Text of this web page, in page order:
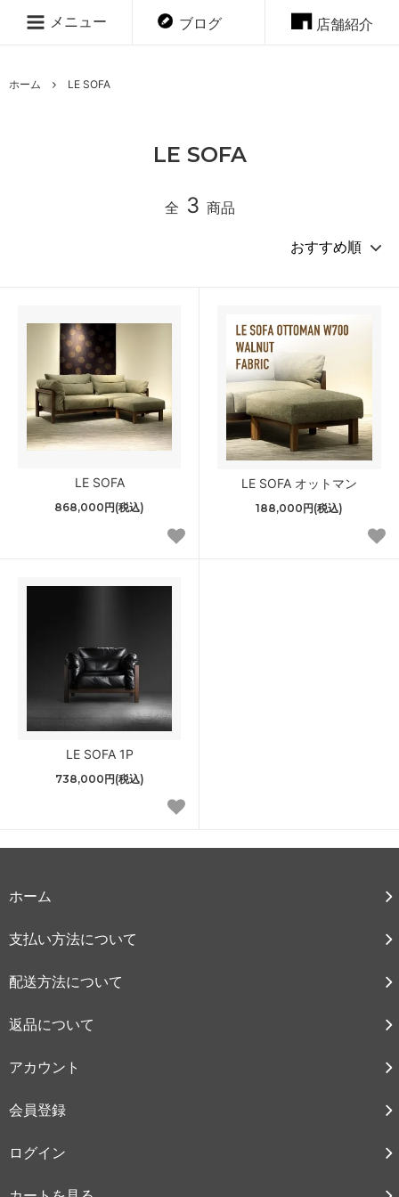
メニュー ブログ 店舗紹介
ホーム LE SOFA
LE SOFA
全 3 商品
LE SOFA
868,000円(税込)
LE SOFA オットマン
188,000円(税込)
LE SOFA 1P
738,000円(税込)
ホーム
支払い方法について
配送方法について
返品について
アカウント
会員登録
ログイン